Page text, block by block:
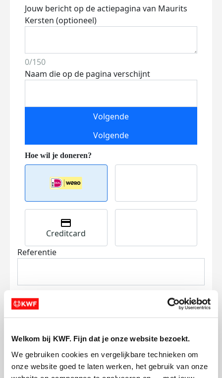
Welkom bij KWF. Fijn dat je onze website bezoekt.
We gebruiken cookies en vergelijkbare technieken om
onze website goed te laten werken, het gebruik van onze
Jouw bericht op de actiepagina van Maurits
Kersten (optioneel)
0/150
Naam die op de pagina verschijnt
Volgende
Volgende
Creditcard
Referentie
Ik wil bijdragen aan de transactiekosten
en betaal €0.75 extra.
Doneer nu